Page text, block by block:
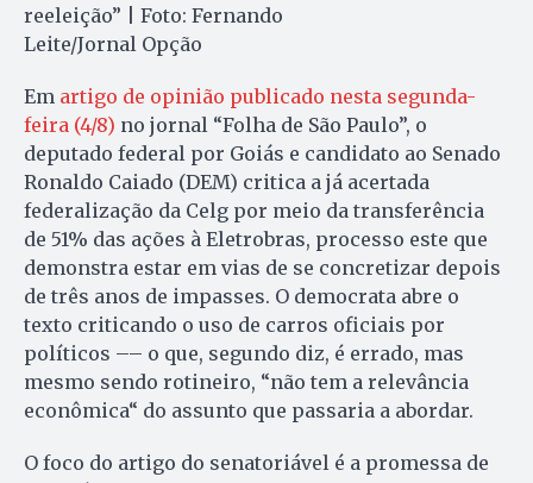
reeleição” | Foto: Fernando
Leite/Jornal Opção
Em artigo de opinião publicado nesta segunda-
feira (4/8) no jornal “Folha de São Paulo”, o
deputado federal por Goiás e candidato ao Senado
Ronaldo Caiado (DEM) critica a já acertada
federalização da Celg por meio da transferência
de 51% das ações à Eletrobras, processo este que
demonstra estar em vias de se concretizar depois
de três anos de impasses. O democrata abre o
texto criticando o uso de carros oficiais por
políticos –– o que, segundo diz, é errado, mas
mesmo sendo rotineiro, “não tem a relevância
econômica“ do assunto que passaria a abordar.
O foco do artigo do senatoriável é a promessa de